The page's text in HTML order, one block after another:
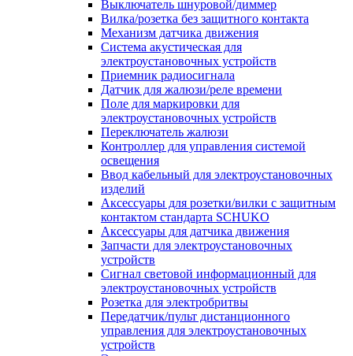
Выключатель шнуровой/диммер
Вилка/розетка без защитного контакта
Механизм датчика движения
Система акустическая для
электроустановочных устройств
Приемник радиосигнала
Датчик для жалюзи/реле времени
Поле для маркировки для
электроустановочных устройств
Переключатель жалюзи
Контроллер для управления системой
освещения
Ввод кабельный для электроустановочных
изделий
Аксессуары для розетки/вилки с защитным
контактом стандарта SCHUKO
Аксессуары для датчика движения
Запчасти для электроустановочных
устройств
Сигнал световой информационный для
электроустановочных устройств
Розетка для электробритвы
Передатчик/пульт дистанционного
управления для электроустановочных
устройств